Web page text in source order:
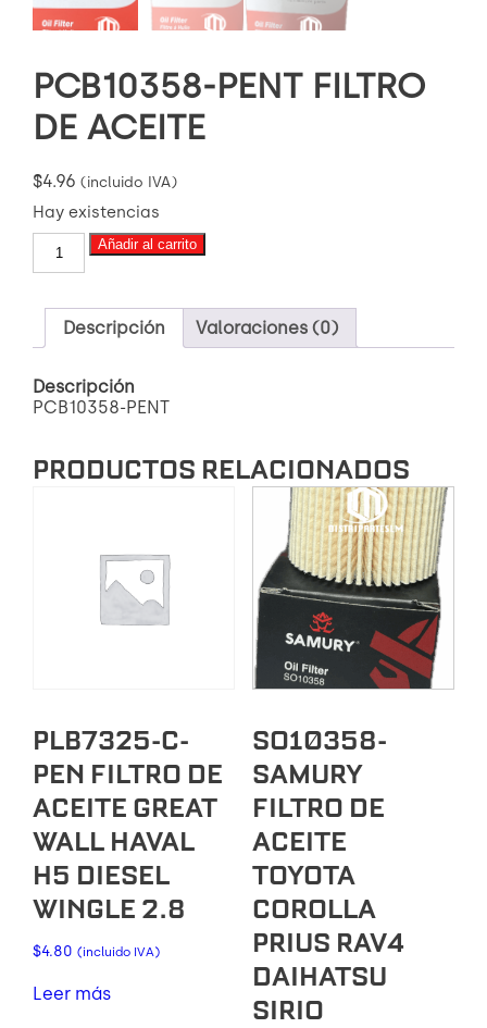
PCB10358-PENT FILTRO
DE ACEITE
$4.96 (incluido IVA)
Hay existencias
PCB10358-
PENT
DE
ACEITE
cantidad
Añadir al carrito
Descripción Valoraciones (0)
Descripción
PCB10358-PENT
PRODUCTOS RELACIONADOS
PLB7325-C-
PEN FILTRO DE
ACEITE GREAT
WALL HAVAL
H5 DIESEL
WINGLE 2.8
$4.80 (incluido IVA)
Leer más
SO10358-
SAMURY
FILTRO DE
ACEITE
TOYOTA
COROLLA
PRIUS RAV4
DAIHATSU
SIRIO